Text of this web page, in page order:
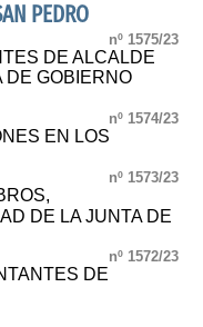
PEDRO
nº 1575/23
DE ALCALDE
DE GOBIERNO
nº 1574/23
EN LOS
nº 1573/23
DE LA JUNTA DE
nº 1572/23
DE